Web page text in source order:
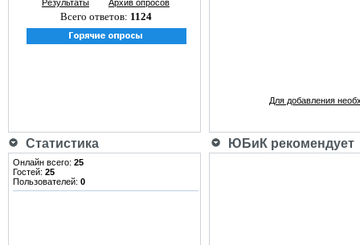
Результаты Архив опросов
Всего ответов: 1124
Для добавления
Статистика ЮБиК рекомендует
Онлайн всего: 25
Гостей: 25
Пользователей: 0